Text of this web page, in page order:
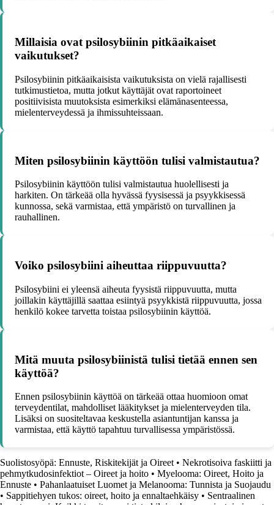
Millaisia ovat psilosybiinin pitkäaikaiset
vaikutukset?
Psilosybiinin pitkäaikaisista vaikutuksista on vielä rajallisesti
tutkimustietoa, mutta jotkut käyttäjät ovat raportoineet
positiivisista muutoksista esimerkiksi elämänasenteessa,
mielenterveydessä ja ihmissuhteissaan.
Miten psilosybiinin käyttöön tulisi valmistautua?
Psilosybiinin käyttöön tulisi valmistautua huolellisesti ja
harkiten. On tärkeää olla hyvässä fyysisessä ja psyykkisessä
kunnossa, sekä varmistaa, että ympäristö on turvallinen ja
rauhallinen.
Voiko psilosybiini aiheuttaa riippuvuutta?
Psilosybiini ei yleensä aiheuta fyysistä riippuvuutta, mutta
joillakin käyttäjillä saattaa esiintyä psyykkistä riippuvuutta, jossa
henkilö kokee tarvetta toistaa psilosybiinin käyttöä.
Mitä muuta psilosybiinistä tulisi tietää ennen sen
käyttöä?
Ennen psilosybiinin käyttöä on tärkeää ottaa huomioon omat
terveydentilat, mahdolliset lääkitykset ja mielenterveyden tila.
Lisäksi on suositeltavaa keskustella asiantuntijan kanssa ja
varmistaa, että käyttö tapahtuu turvallisessa ympäristössä.
Suolistosyöpä: Ennuste, Riskitekijät ja Oireet • Nekrotisoiva faskiitti ja
pehmytkudosinfektiot – Oireet ja hoito • Myelooma: Oireet, Hoito ja
Ennuste • Pahanlaatuiset Luomet ja Melanooma: Tunnista ja Suojaudu
• Sappitiehyen tukos: oireet, hoito ja ennaltaehkäisy • Sentraalinen